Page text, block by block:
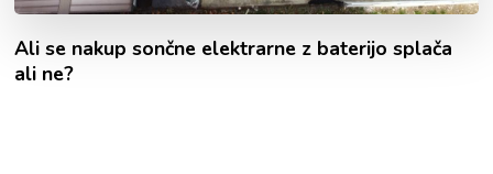
Ali se nakup sončne elektrarne z baterijo splača
ali ne?